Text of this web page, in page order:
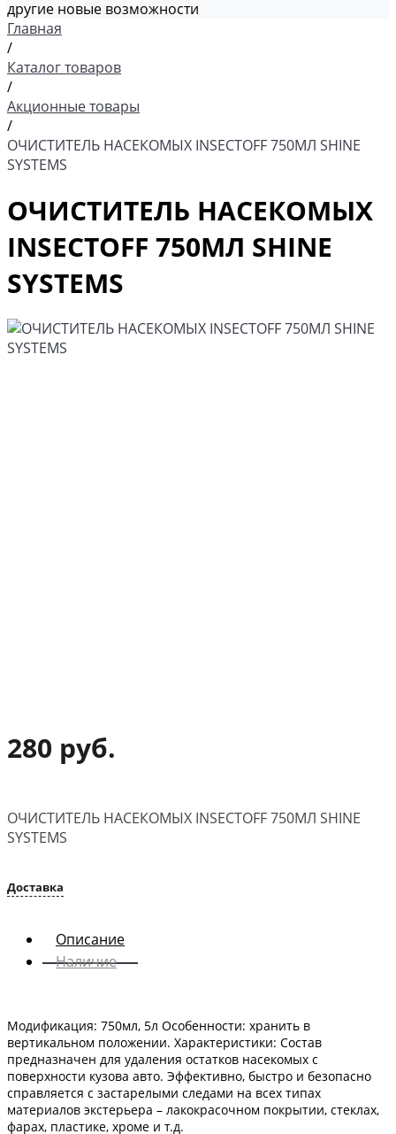
другие новые возможности
Главная
/
Каталог товаров
/
Акционные товары
/
ОЧИСТИТЕЛЬ НАСЕКОМЫХ INSECTOFF 750МЛ SHINE
SYSTEMS
ОЧИСТИТЕЛЬ НАСЕКОМЫХ
INSECTOFF 750МЛ SHINE
SYSTEMS
280 руб.
ОЧИСТИТЕЛЬ НАСЕКОМЫХ INSECTOFF 750МЛ SHINE
SYSTEMS
Доставка
Описание
Наличие
Модификация: 750мл, 5л Особенности: хранить в
вертикальном положении. Характеристики: Состав
предназначен для удаления остатков насекомых с
поверхности кузова авто. Эффективно, быстро и безопасно
справляется с застарелыми следами на всех типах
материалов экстерьера – лакокрасочном покрытии, стеклах,
фарах, пластике, хроме и т.д.